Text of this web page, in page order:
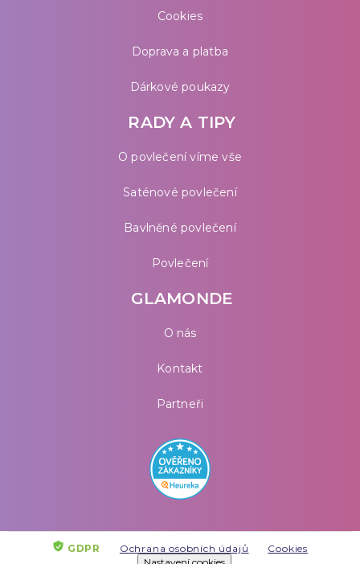
Cookies
Doprava a platba
Dárkové poukazy
RADY A TIPY
O povlečení víme vše
Saténové povlečení
Bavlněné povlečení
Povlečení
GLAMONDE
O nás
Kontakt
Partneři
GDPR Ochrana osobních údajů
Cookies